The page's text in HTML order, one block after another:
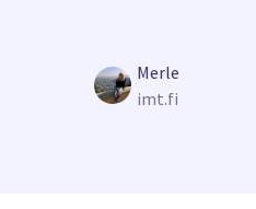
Merle
imt.fi